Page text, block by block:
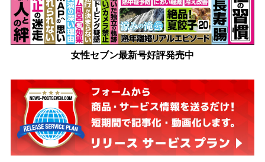
女性セブン最新号好評発売中